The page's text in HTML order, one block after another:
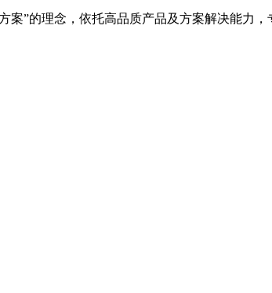
”的理念，依托高品质产品及方案解决能力，